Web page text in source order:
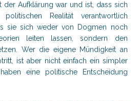
der Aufklärung war und ist, dass sich
Realität verantwortlich
sie sich weder von Dogmen noch
leiten lassen, sondern den
Wer die eigene Mündigkeit an
ist aber nicht einfach ein simpler
eine politische Entscheidung